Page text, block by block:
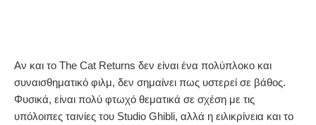
Αν και το The Cat Returns δεν είναι ένα πολύπλοκο και
συναισθηματικό φιλμ, δεν σημαίνει πως υστερεί σε βάθος.
Φυσικά, είναι πολύ φτωχό θεματικά σε σχέση με τις
υπόλοιπες ταινίες του Studio Ghibli, αλλά η ειλικρίνεια και το